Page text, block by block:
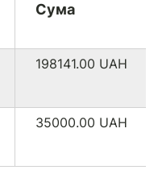
Сума
198141.00 UAH
35000.00 UAH